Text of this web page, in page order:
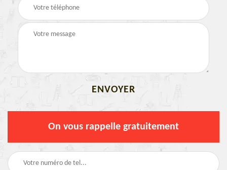
On vous rappelle gratuitement